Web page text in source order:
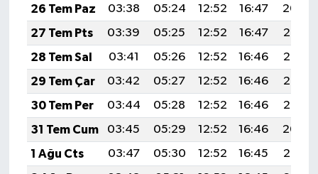
26 Tem Paz
03:38 05:24 12:52 16:47
20:09
27 Tem Pts
03:39 05:25 12:52 16:47
20:08
28 Tem Sal
03:41 05:26 12:52 16:46
20:07
29 Tem Çar
03:42 05:27 12:52 16:46
20:06
30 Tem Per
03:44 05:28 12:52 16:46
20:05
31 Tem Cum
03:45 05:29 12:52 16:46
20:04
1 Ağu Cts
03:47 05:30 12:52 16:45
20:03